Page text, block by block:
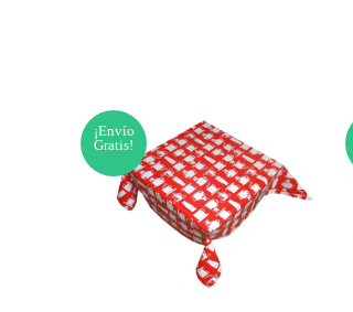
¡Envío
Gratis!